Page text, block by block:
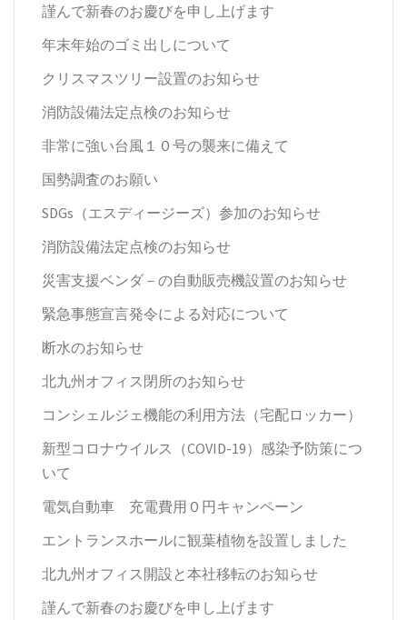
謹んで新春のお慶びを申し上げます
年末年始のゴミ出しについて
クリスマスツリー設置のお知らせ
消防設備法定点検のお知らせ
非常に強い台風１０号の襲来に備えて
国勢調査のお願い
SDGs（エスディージーズ）参加のお知らせ
消防設備法定点検のお知らせ
災害支援ベンダ－の自動販売機設置のお知らせ
緊急事態宣言発令による対応について
断水のお知らせ
北九州オフィス閉所のお知らせ
コンシェルジェ機能の利用方法（宅配ロッカー）
新型コロナウイルス（COVID-19）感染予防策につ
いて
電気自動車 充電費用０円キャンペーン
エントランスホールに観葉植物を設置しました
北九州オフィス開設と本社移転のお知らせ
謹んで新春のお慶びを申し上げます